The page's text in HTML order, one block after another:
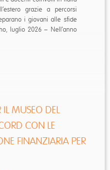
grazie a percorsi
i giovani alle sfide
luglio 2026 – ​Nell’anno
IL MUSEO DEL
CON LE
FINANZIARIA PER